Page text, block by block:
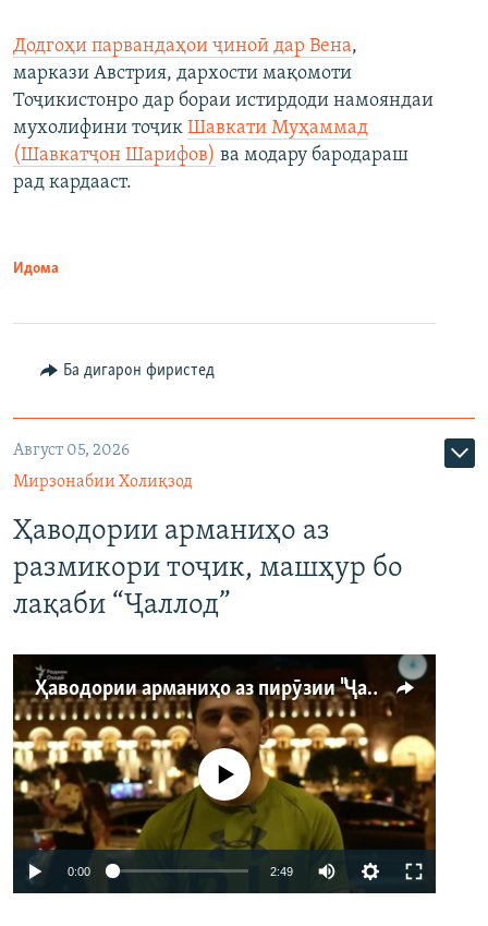
Додгоҳи парвандаҳои ҷиноӣ дар Вена,
маркази Австрия, дархости мақомоти
Тоҷикистонро дар бораи истирдоди намояндаи
мухолифини тоҷик Шавкати Муҳаммад
(Шавкатҷон Шарифов) ва модару бародараш
рад кардааст.
Идома
Ба дигарон фиристед
Август 05, 2026
Мирзонабии Холиқзод
Ҳаводории арманиҳо аз
размикори тоҷик, машҳур бо
лақаби “Ҷаллод”
Ҳаводории арманиҳо аз пирӯзии "Ҷаллод"-и тоҷик
Феълан кор намекунад
0:00 2:49